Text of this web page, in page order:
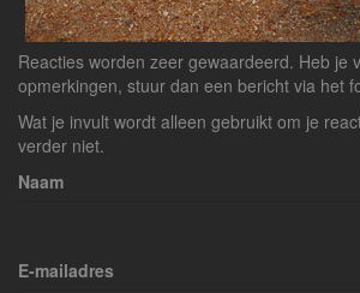
Reacties worden zeer gewaardeerd. Heb je
opmerkingen, stuur dan een bericht via het
Wat je invult wordt alleen gebruikt om je
verder niet.
Naam
E-mailadres